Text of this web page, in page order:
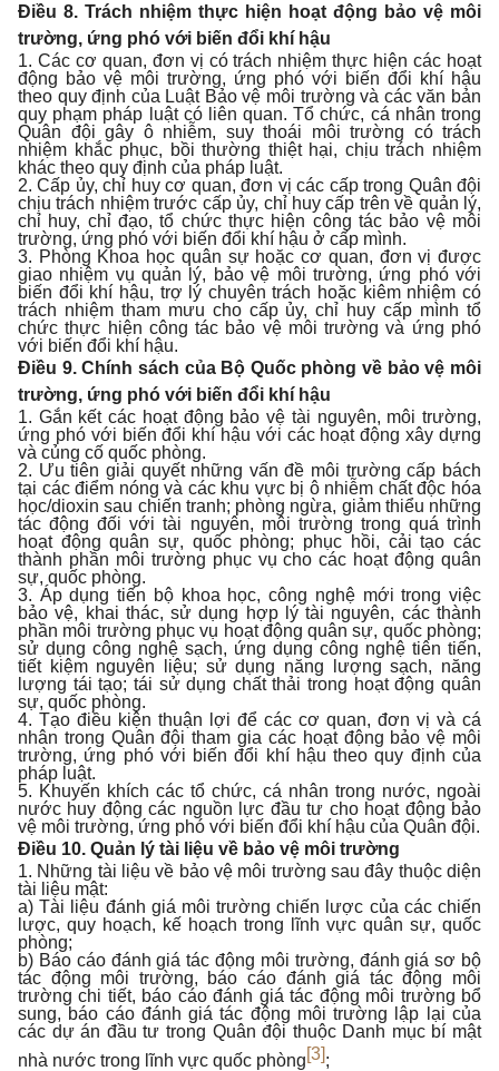
Điều 8. Trách nhiệm thực hiện hoạt động bảo vệ môi
trường, ứng phó với biến đổi khí hậu
1. Các cơ quan, đơn vị có trách nhiệm thực hiện các hoạt
động bảo vệ môi trường, ứng phó với biến đổi khí hậu
theo quy định của Luật Bảo vệ môi trường và các văn bản
quy phạm pháp luật có liên quan. Tổ chức, cá nhân trong
Quân đội gây ô nhiễm, suy thoái môi trường có trách
nhiệm khắc phục, bồi thường thiệt hại, chịu trách nhiệm
khác theo quy định của pháp luật.
2. Cấp ủy, chỉ huy cơ quan, đơn vị các cấp trong Quân đội
chịu trách nhiệm trước cấp ủy, chỉ huy cấp trên về quản lý,
chỉ huy, chỉ đạo, tổ chức thực hiện công tác bảo vệ môi
trường, ứng phó với biến đổi khí hậu ở cấp mình.
3. Phòng Khoa học quân sự hoặc cơ quan, đơn vị được
giao nhiệm vụ quản lý, bảo vệ môi trường, ứng phó với
biến đổi khí hậu, trợ lý chuyên trách hoặc kiêm nhiệm có
trách nhiệm tham mưu cho cấp ủy, chỉ huy cấp mình tổ
chức thực hiện công tác bảo vệ môi trường và ứng phó
với biến đổi khí hậu.
Điều 9. Chính sách của Bộ Quốc phòng về bảo vệ môi
trường, ứng phó với biến đổi khí hậu
1. Gắn kết các hoạt động bảo vệ tài nguyên, môi trường,
ứng phó với biến đổi khí hậu với các hoạt động xây dựng
và củng cố quốc phòng.
2. Ưu tiên giải quyết những vấn đề môi trường cấp bách
tại các điểm nóng và các khu vực bị ô nhiễm chất độc hóa
học/dioxin sau chiến tranh; phòng ngừa, giảm thiểu những
tác động đối với tài nguyên, môi trường trong quá trình
hoạt động quân sự, quốc phòng; phục hồi, cải tạo các
thành phần môi trường phục vụ cho các hoạt động quân
sự, quốc phòng.
3. Áp dụng tiến bộ khoa học, công nghệ mới trong việc
bảo vệ, khai thác, sử dụng hợp lý tài nguyên, các thành
phần môi trường phục vụ hoạt động quân sự, quốc phòng;
sử dụng công nghệ sạch, ứng dụng công nghệ tiên tiến,
tiết kiệm nguyên liệu; sử dụng năng lượng sạch, năng
lượng tái tạo; tái sử dụng chất thải trong hoạt động quân
sự, quốc phòng.
4. Tạo điều kiện thuận lợi để các cơ quan, đơn vị và cá
nhân trong Quân đội tham gia các hoạt động bảo vệ môi
trường, ứng phó với biến đổi khí hậu theo quy định của
pháp luật.
5. Khuyến khích các tổ chức, cá nhân trong nước, ngoài
nước huy động các nguồn lực đầu tư cho hoạt động bảo
vệ môi trường, ứng phó với biến đổi khí hậu của Quân đội.
Điều 10. Quản lý tài liệu về bảo vệ môi trường
1. Những tài liệu về bảo vệ môi trường sau đây thuộc diện
tài liệu mật:
a) Tài liệu đánh giá môi trường chiến lược của các chiến
lược, quy hoạch, kế hoạch trong lĩnh vực quân sự, quốc
phòng;
b) Báo cáo đánh giá tác động môi trường, đánh giá sơ bộ
tác động môi trường, báo cáo đánh giá tác động môi
trường chi tiết, báo cáo đánh giá tác động môi trường bổ
sung, báo cáo đánh giá tác động môi trường lập lại của
các dự án đầu tư trong Quân đội thuộc Danh mục bí mật
nhà nước trong lĩnh vực quốc phòng[3];